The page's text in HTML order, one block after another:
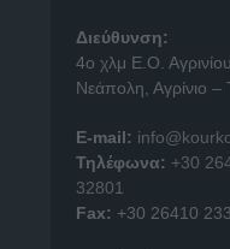
Διεύθυνση:
4o χλμ Ε.Ο.
Νεάπολη, Αγρίνιο
E-mail:
Τηλέφωνα: +30
32801
Fax: +30 26410